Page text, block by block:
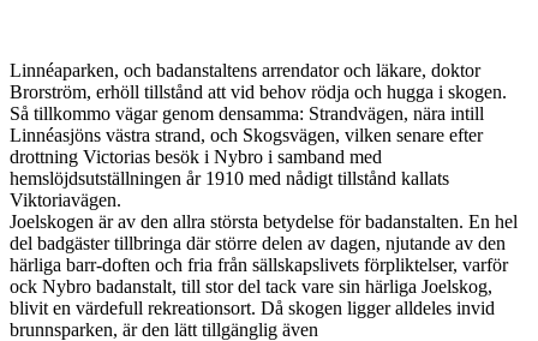
Linnéaparken, och badanstaltens arrendator och läkare, doktor
Brorström, erhöll tillstånd att vid behov rödja och hugga i skogen.
Så tillkommo vägar genom densamma: Strandvägen, nära intill
Linnéasjöns västra strand, och Skogsvägen, vilken senare efter
drottning Victorias besök i Nybro i samband med
hemslöjdsutställningen år 1910 med nådigt tillstånd kallats
Viktoriavägen.
Joelskogen är av den allra största betydelse för badanstalten. En hel
del badgäster tillbringa där större delen av dagen, njutande av den
härliga barr-doften och fria från sällskapslivets förpliktelser, varför
ock Nybro badanstalt, till stor del tack vare sin härliga Joelskog,
blivit en värdefull rekreationsort. Då skogen ligger alldeles invid
brunnsparken, är den lätt tillgänglig även